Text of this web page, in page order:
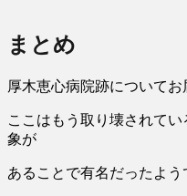
まとめ
厚木恵心病院跡についてお
ここはもう取り壊されて
象が
あることで有名だったよう